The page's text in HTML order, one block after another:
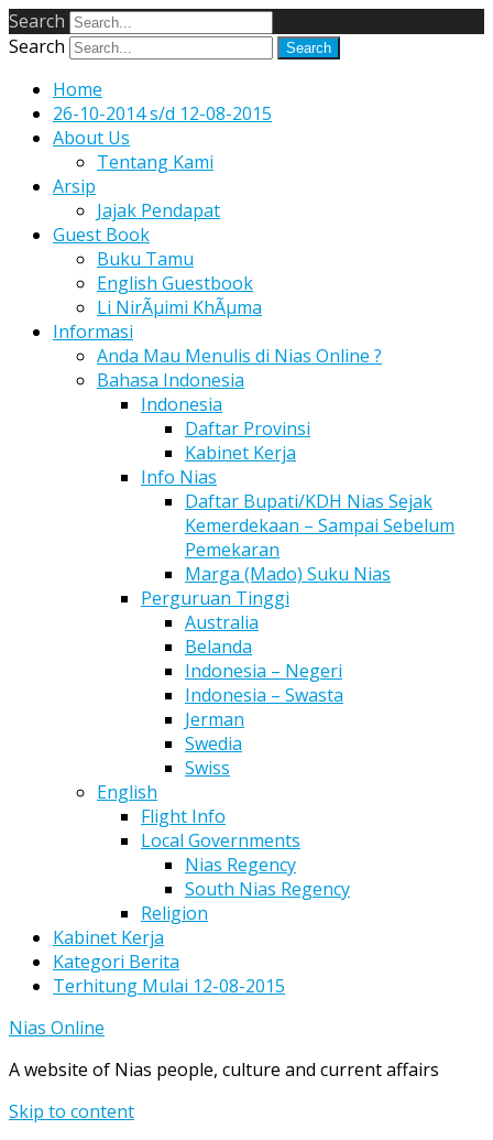
Search
Search
Home
26-10-2014 s/d 12-08-2015
About Us
Tentang Kami
Arsip
Jajak Pendapat
Guest Book
Buku Tamu
English Guestbook
Li NirÃµimi KhÃµma
Informasi
Anda Mau Menulis di Nias Online ?
Bahasa Indonesia
Indonesia
Daftar Provinsi
Kabinet Kerja
Info Nias
Daftar Bupati/KDH Nias Sejak
Kemerdekaan – Sampai Sebelum
Pemekaran
Marga (Mado) Suku Nias
Perguruan Tinggi
Australia
Belanda
Indonesia – Negeri
Indonesia – Swasta
Jerman
Swedia
Swiss
English
Flight Info
Local Governments
Nias Regency
South Nias Regency
Religion
Kabinet Kerja
Kategori Berita
Terhitung Mulai 12-08-2015
Nias Online
A website of Nias people, culture and current affairs
Skip to content